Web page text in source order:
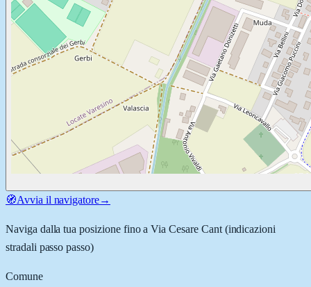
🧭Avvia il navigatore→
Naviga dalla tua posizione fino aVia Cesare Cant(indicazioni
stradali passo passo)
Comune